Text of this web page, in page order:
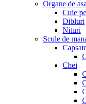
Organe de
Cuie
Dibluri
Nituri
Scule de
Chei